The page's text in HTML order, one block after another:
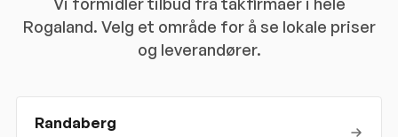
Rogaland. Velg et område for å se lokale priser
og leverandører.
Randaberg